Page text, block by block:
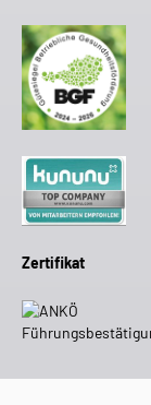
Zertifikat